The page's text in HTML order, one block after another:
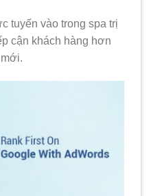
tuyến vào trong spa trị
cận khách hàng hơn